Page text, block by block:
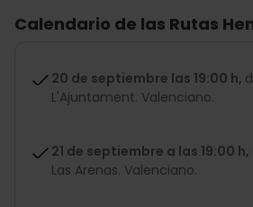
Calendario de las Rutas
20 de septiembre las 19:00 h,
L'Ajuntament. Valenciano.
21 de septiembre a las 19:00 h,
Las Arenas. Valenciano.